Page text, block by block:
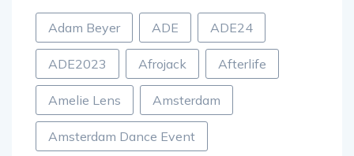
Adam Beyer ADE ADE24
ADE2023 Afrojack Afterlife
Amelie Lens Amsterdam
Amsterdam Dance Event